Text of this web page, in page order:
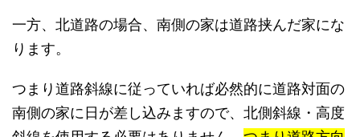
一方、北道路の場合、南側の家は道路挟んだ家にな
ります。
つまり道路斜線に従っていれば必然的に道路対面の
南側の家に日が差し込みますので、北側斜線・高度